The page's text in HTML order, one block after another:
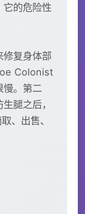
它的危险性
修复身体部
Colonist
慢。第二
腿之后，
、出售、